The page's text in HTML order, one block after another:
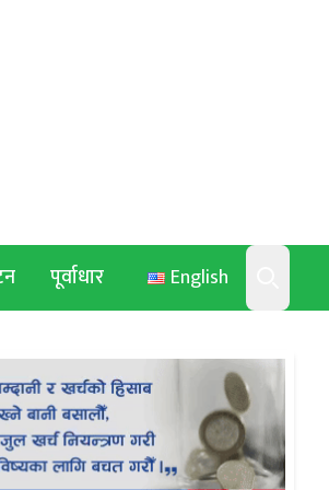
English
Search
पूर्वाधार